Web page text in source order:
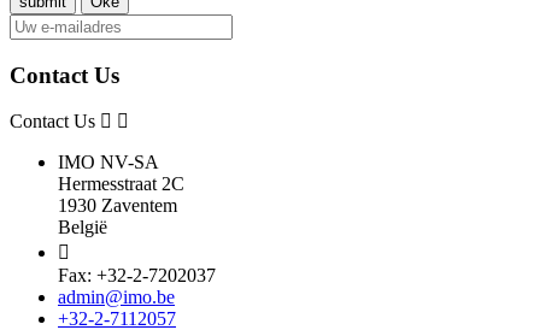
Contact Us
Contact Us
IMO NV-SA
Hermesstraat 2C
1930 Zaventem
België

Fax: +32-2-7202037
admin@imo.be
+32-2-7112057